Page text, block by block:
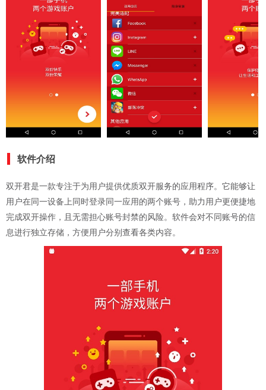
软件介绍
双开君是一款专注于为用户提供优质双开服务的应用程序。它能够让
用户在同一设备上同时登录同一应用的两个账号，助力用户更便捷地
完成双开操作，且无需担心账号封禁的风险。软件会对不同账号的信
息进行独立存储，方便用户分别查看各类内容。